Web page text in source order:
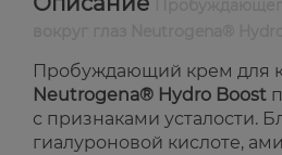
Пробуждающий крем для
Neutrogena® Hydro Boost
с признаками усталости.
гиалуроновой кислоте,